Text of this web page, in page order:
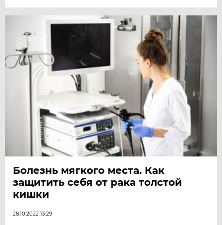
Болезнь мягкого места. Как
защитить себя от рака толстой
кишки
28.10.2022 13:29